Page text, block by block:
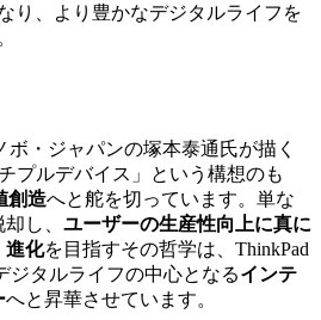
り、より豊かなデジタルライフを
ボ・ジャパンの塚本泰通氏が描く
プルデバイス」という構想のも
創造へと舵を切っています。単な
し、 ユーザーの生産性向上に真に
進化を目指すその哲学は、ThinkPad
ジタルライフの中心となるインテ
へと昇華させています。